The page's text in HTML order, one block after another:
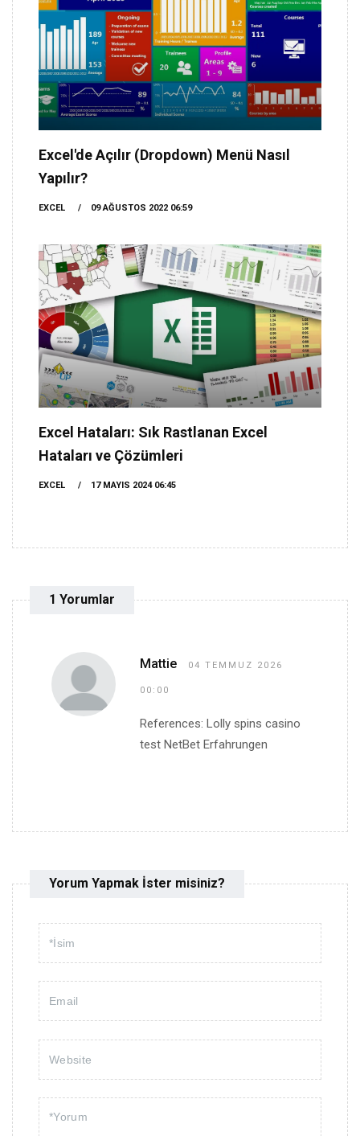
Excel'de Açılır (Dropdown) Menü Nasıl
Yapılır?
EXCEL 09 AĞUSTOS 2022 06:59
Excel Hataları: Sık Rastlanan Excel
Hataları ve Çözümleri
EXCEL 17 MAYIS 2024 06:45
1 Yorumlar
Mattie 04 TEMMUZ 2026
00:00
References: Lolly spins casino
test NetBet Erfahrungen
Yorum Yapmak İster misiniz?